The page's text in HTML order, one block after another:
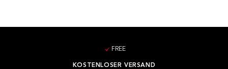
FREE
KOSTENLOSER VERSAND